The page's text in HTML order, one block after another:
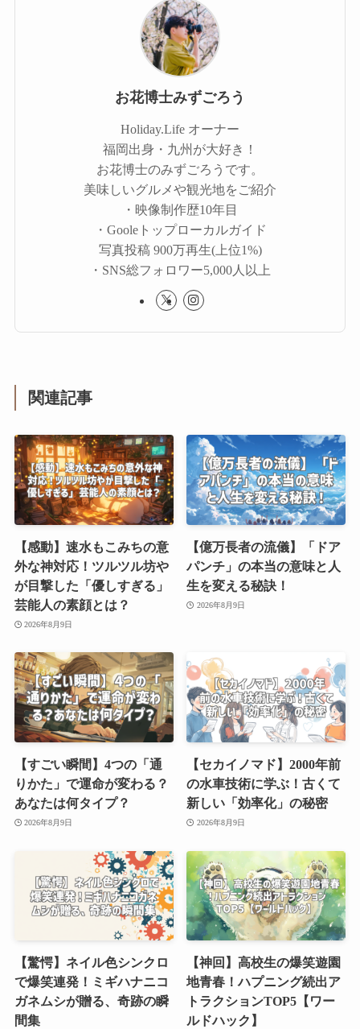
お花博士みずごろう
Holiday.Life オーナー
福岡出身・九州が大好き！
お花博士のみずごろうです。
美味しいグルメや観光地をご紹介
・映像制作歴10年目
・Gooleトップローカルガイド
写真投稿 900万再生(上位1%)
・SNS総フォロワー5,000人以上
関連記事
【感動】速水もこみちの意
外な神対応！ツルツル坊や
が目撃した「優しすぎる」
芸能人の素顔とは？
2026年8月9日
【億万長者の流儀】「ドア
パンチ」の本当の意味と人
生を変える秘訣！
2026年8月9日
【すごい瞬間】4つの「通
りかた」で運命が変わる？
あなたは何タイプ？
2026年8月9日
【セカイノマド】2000年前
の水車技術に学ぶ！古くて
新しい「効率化」の秘密
2026年8月9日
【驚愕】ネイル色シンクロ
で爆笑連発！ミギハナニコ
ガネムシが贈る、奇跡の瞬
間集
【神回】高校生の爆笑遊園
地青春！ハプニング続出ア
トラクションTOP5【ワー
ルドハック】